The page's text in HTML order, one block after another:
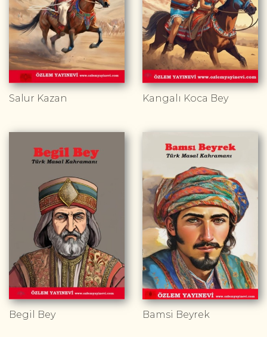
Salur Kazan Kangalı Koca Bey
Begil Bey Bamsi Beyrek